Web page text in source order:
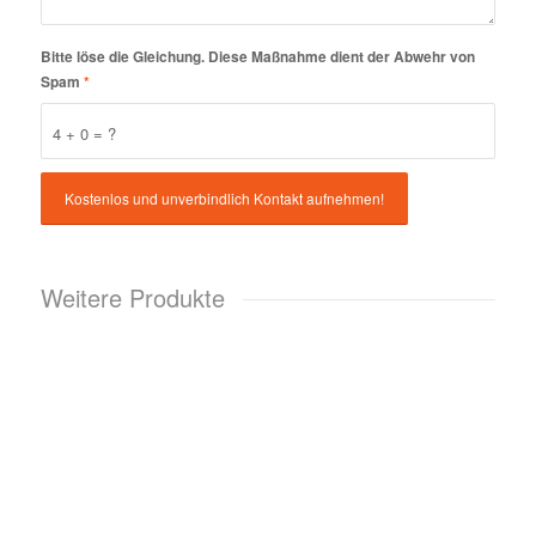
4 + 0 = ?
Bitte löse die Gleichung. Diese Maßnahme dient der Abwehr von
Spam *
Weitere Produkte